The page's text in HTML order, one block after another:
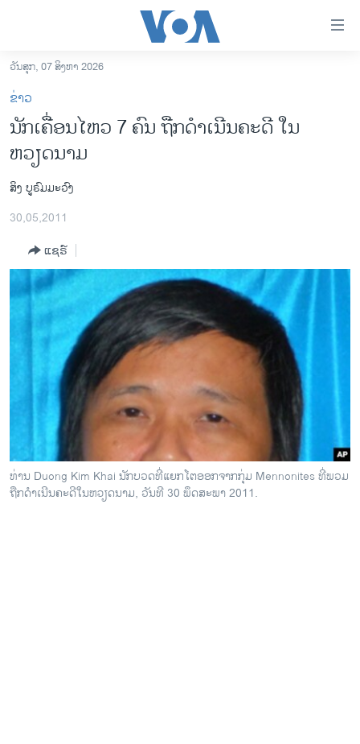
ເຂົ້າ
ຫາ
ຂ້າມ
ຂ້າມ
ຂ້າມ
ຫາ
ຊອກ
ຄົ້ນ
ລາວ
ການເລືອກຕັ້ງ ປະທານາທີບໍດີ ສະຫະລັດ 2024
ຂ່າວ​ຈີນ
ໂລກ
ເອເຊຍ
ອິດສະຫຼະພາບດ້ານການຂ່າວ
ຊີວິດຊາວລາວ
ຊຸມຊົນຊາວລາວ
ວິທະຍາສາດ-ເທັກໂນໂລຈີ
ທຸລະກິດ
ພາສາອັງກິດ
ວີດີໂອ
ສຽງ
ວັນສຸກ, 07 ສິງຫາ 2026
ຂ່າວ
ນັກເຄື່ອນໄຫວ 7 ຄົນ ຖືກດໍາເນີນຄະດີ ໃນ
ຫວຽດນາມ
ສິງ ບູຣົມມະວົງ
30,05,2011
ແຊຣ໌
ທ່ານ Duong Kim Khai ນັກບວດທີ່ແຍກໂຕອອກຈາກກຸ່ມ Mennonites ທີ່ພວມ
ຖືກດໍາເນີນຄະດີໃນຫວຽດນາມ, ວັນທີ 30 ພຶດສະພາ 2011.